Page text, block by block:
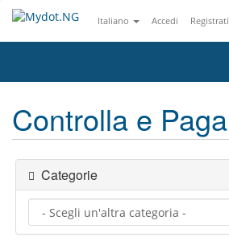
Italiano Accedi Registrati
Controlla e Paga
Categorie